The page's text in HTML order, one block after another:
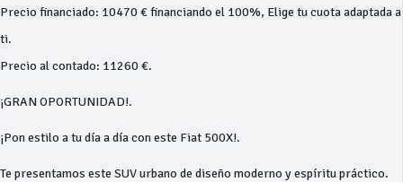
Precio financiado: 10470 € financiando el 100%, Elige tu cuota adaptada a
ti.
Precio al contado: 11260 €.
¡GRAN OPORTUNIDAD!.
¡Pon estilo a tu día a día con este Fiat 500X!.
Te presentamos este SUV urbano de diseño moderno y espíritu práctico.